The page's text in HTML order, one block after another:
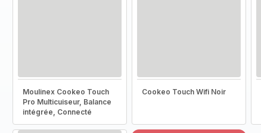
Moulinex Cookeo Touch
Pro Multicuiseur, Balance
intégrée, Connecté
Cookeo Touch Wifi Noir